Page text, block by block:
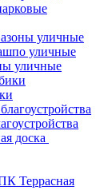
уличные
уличные
уличные
доска
Террасная